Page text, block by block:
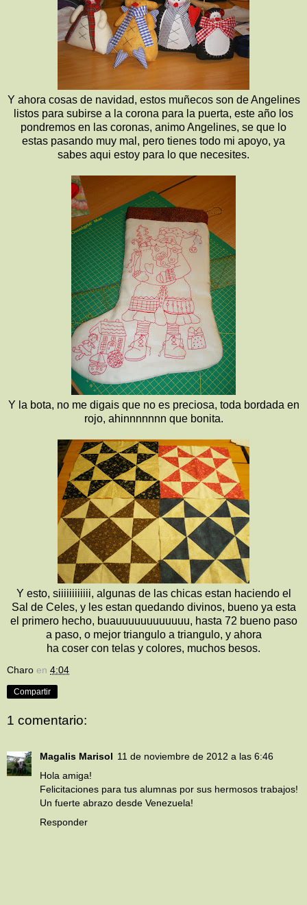
Y ahora cosas de navidad, estos muñecos son de Angelines
listos para subirse a la corona para la puerta, este año los
pondremos en las coronas, animo Angelines, se que lo
estas pasando muy mal, pero tienes todo mi apoyo, ya
sabes aqui estoy para lo que necesites.
Y la bota, no me digais que no es preciosa, toda bordada en
rojo, ahinnnnnnn que bonita.
Y esto, siiiiiiiiiiii, algunas de las chicas estan haciendo el
Sal de Celes, y les estan quedando divinos, bueno ya esta
el primero hecho, buauuuuuuuuuuuu, hasta 72 bueno paso
a paso, o mejor triangulo a triangulo, y ahora
ha coser con telas y colores, muchos besos.
Charo en 4:04
Compartir
1 comentario:
Magalis Marisol 11 de noviembre de 2012 a las 6:46
Hola amiga!
Felicitaciones para tus alumnas por sus hermosos trabajos!
Un fuerte abrazo desde Venezuela!
Responder